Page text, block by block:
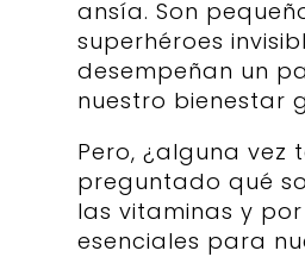
ansía. Son
superhéroes
desempeñan un
nuestro bienestar
Pero, ¿alguna vez
preguntado qué
las vitaminas y
esenciales para